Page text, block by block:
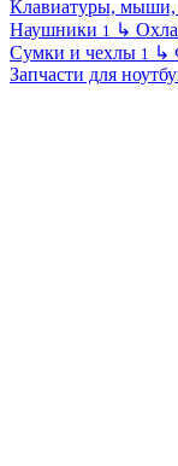
Клавиатуры, мыши,
Наушники 1 ↳
Сумки и чехлы 1 ↳
Запчасти для